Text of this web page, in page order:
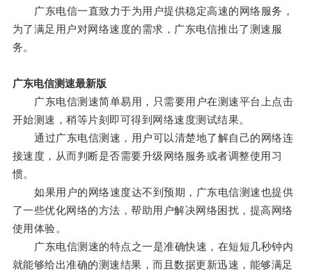
广东电信一直致力于为用户提供稳定高速的网络服务，
为了满足用户对网络速度的需求，广东电信推出了测速服
务。
广东电信测速最新版
广东电信测速简单易用，只需要用户在测速平台上点击
开始测速，稍等片刻即可得到网络速度测试结果。
通过广东电信测速，用户可以清楚地了解自己的网络连
接速度，从而判断是否需要升级网络服务或者调整使用习
惯。
如果用户的网络速度达不到预期，广东电信测速也提供
了一些优化网络的方法，帮助用户解决网络困扰，提高网络
使用体验。
广东电信测速的特点之一是准确快速，在短短几秒钟内
就能够给出准确的测速结果，而且数据更新迅速，能够满足